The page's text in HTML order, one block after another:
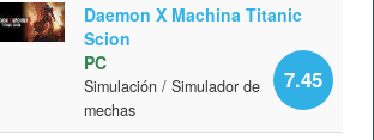
Daemon X Machina Titanic
Scion
7.45
PC
Simulación / Simulador de
mechas